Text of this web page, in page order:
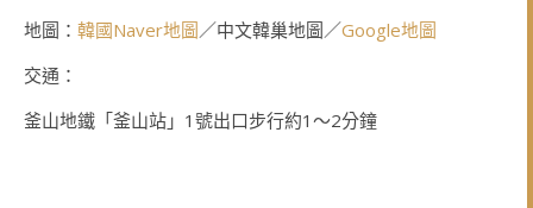
地圖： 韓國Naver地圖／中文韓巢地圖／Google地圖
交通：
釜山地鐵「釜山站」1號出口步行約1～2分鐘